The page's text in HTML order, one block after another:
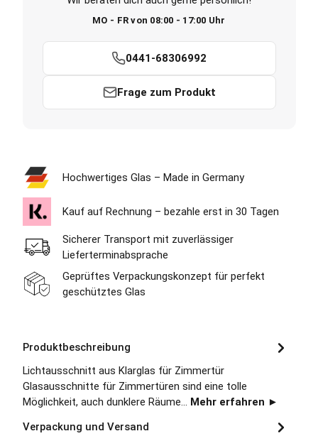
MO - FR von 08:00 - 17:00 Uhr
0441-68306992
Frage zum Produkt
Hochwertiges Glas – Made in Germany
Kauf auf Rechnung – bezahle erst in 30 Tagen
Sicherer Transport mit zuverlässiger
Lieferterminabsprache
Geprüftes Verpackungskonzept für perfekt
geschütztes Glas
Produktbeschreibung
Lichtausschnitt aus Klarglas für Zimmertür
Glasausschnitte für Zimmertüren sind eine tolle
Möglichkeit, auch dunklere Räume… Mehr erfahren ►
Verpackung und Versand